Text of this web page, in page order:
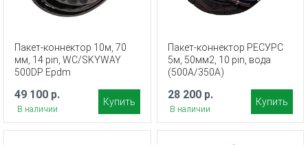
Пакет-коннектор 10м, 70
мм, 14 pin, WC/SKYWAY
500DP Epdm
49 100 р.
В наличии
Купить
Пакет-коннектор РЕСУРС
5м, 50мм2, 10 pin, вода
(500A/350A)
28 200 р.
В наличии
Купить